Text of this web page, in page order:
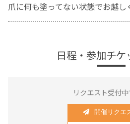
爪に何も塗ってない状態でお越し
日程・参加チケ
リクエスト受付中
開催リクエ